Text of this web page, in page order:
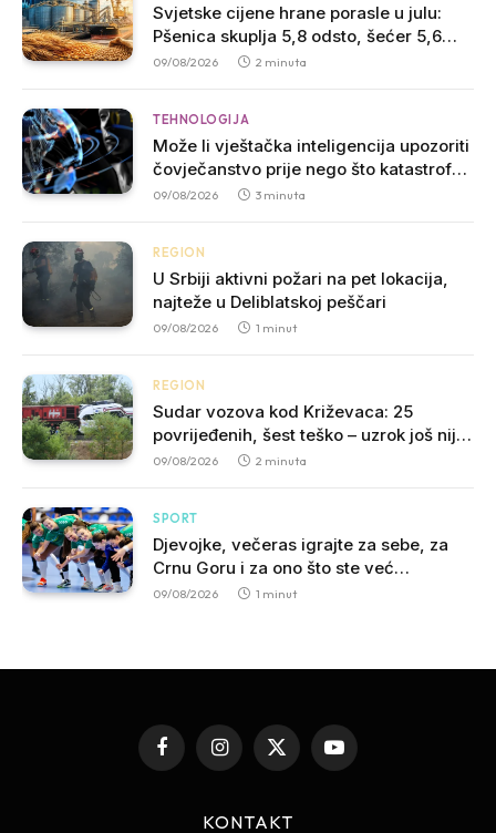
Svjetske cijene hrane porasle u julu:
Pšenica skuplja 5,8 odsto, šećer 5,6
odsto
09/08/2026 2 minuta
TEHNOLOGIJA
Može li vještačka inteligencija upozoriti
čovječanstvo prije nego što katastrofa
počne?
09/08/2026 3 minuta
REGION
U Srbiji aktivni požari na pet lokacija,
najteže u Deliblatskoj peščari
09/08/2026 1 minut
REGION
Sudar vozova kod Križevaca: 25
povrijeđenih, šest teško – uzrok još nije
potvrđen
09/08/2026 2 minuta
SPORT
Djevojke, večeras igrajte za sebe, za
Crnu Goru i za ono što ste već
napravile!
09/08/2026 1 minut
FacebookInstagram
X
(Twitter)
YouTube
KONTAKT